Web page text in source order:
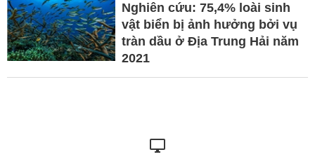
Nghiên cứu: 75,4% loài sinh
vật biển bị ảnh hưởng bởi vụ
tràn dầu ở Địa Trung Hải năm
2021